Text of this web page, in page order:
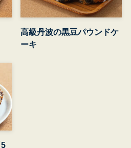
高級丹波の黒豆パウンドケ
ーキ